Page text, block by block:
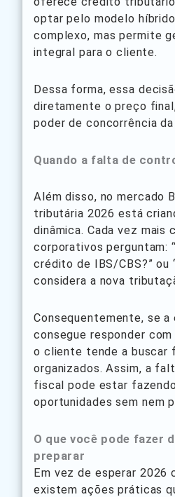
optar pelo modelo
complexo, mas permite
integral para o cliente.
Dessa forma, essa
diretamente o preço
poder de concorrência da
Quando a falta de
Além disso, no mercado
tributária 2026 está
dinâmica. Cada vez mais
corporativos perguntam:
crédito de IBS/CBS?” ou
considera a nova
Consequentemente, se a
consegue responder
o cliente tende a buscar
organizados. Assim, a
fiscal pode estar
oportunidades sem nem
O que você pode fazer
preparar
Em vez de esperar 2026
existem ações práticas